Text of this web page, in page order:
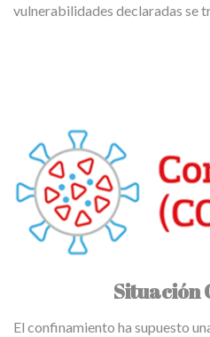
vulnerabilidades declaradas se
Situación
El confinamiento ha supuesto